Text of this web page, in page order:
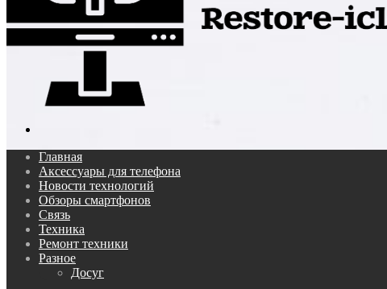
Главная
Аксессуары для телефона
Новости технологий
Обзоры смартфонов
Связь
Техника
Ремонт техники
Разное
Досуг